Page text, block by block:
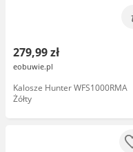
279,99 zł
eobuwie.pl
Kalosze Hunter WFS1000RMA
Żółty